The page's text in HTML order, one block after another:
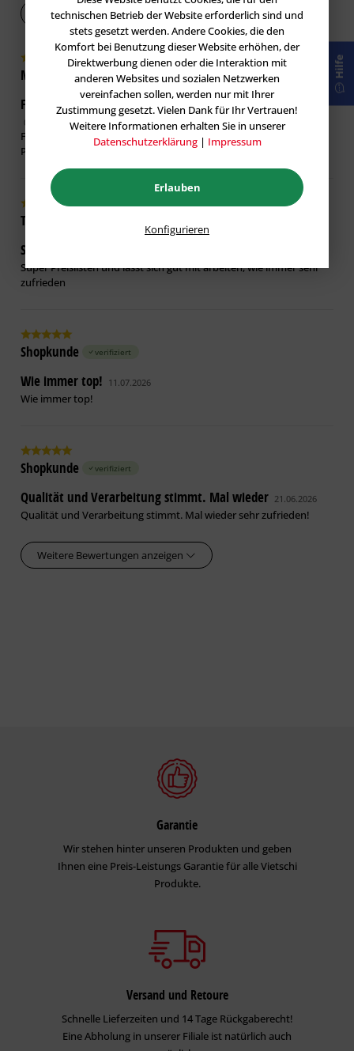
Bewertung abgeben
Malte M. verifiziert
Funktioniert gut, wie eigentlich alle Produkte von
05.08.2026
Funktioniert gut, wie eigentlich alle Produkte von Storch. Gutes
Preis-Leistungsverhältnis.
Tobias B.
Super Preislisten und lässt sich gut mit
Super Preislisten und lässt sich gut mit arbeiten, wie immer sehr
zufrieden
Shopkunde verifiziert
Wie immer top! 11.07.2026
Wie immer top!
Shopkunde verifiziert
Qualität und Verarbeitung stimmt. Mal wieder 21.06.2026
Qualität und Verarbeitung stimmt. Mal wieder sehr zufrieden!
Weitere Bewertungen anzeigen
Garantie
Wir stehen hinter unseren Produkten und geben
Ihnen eine Preis-Leistungs Garantie für alle Vietschi
Produkte.
Versand und Retoure
Schnelle Lieferzeiten und 14 Tage Rückgaberecht!
Eine Abholung in unserer Filiale ist natürlich auch
Hilfe
technischen Betrieb der Website erforderlich sind und
stets gesetzt werden. Andere Cookies, die den
Komfort bei Benutzung dieser Website erhöhen, der
Direktwerbung dienen oder die Interaktion mit
anderen Websites und sozialen Netzwerken
vereinfachen sollen, werden nur mit Ihrer
Zustimmung gesetzt. Vielen Dank für Ihr Vertrauen!
Weitere Informationen erhalten Sie in unserer
Datenschutzerklärung| Impressum
Erlauben
Konfigurieren